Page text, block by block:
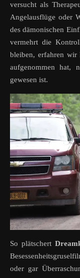
versucht als
Angelausflüge oder
des dämonischen
vermehrt die
bleiben, erfahren wir
aufgenommen hat,
gewesen ist.
So plätschert
oder gar